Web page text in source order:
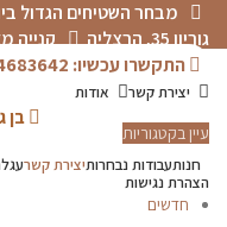
מבחר השטיחים הגדול
גוריון 35, הרצליה
קנייה
התקשרו עכשיו: 050-4683642
יצירת קשר אודות
בן
עיין בקטגוריות
חנותעבודות נבחרותיצירת קשר
הצהרת נגישות
חדשים